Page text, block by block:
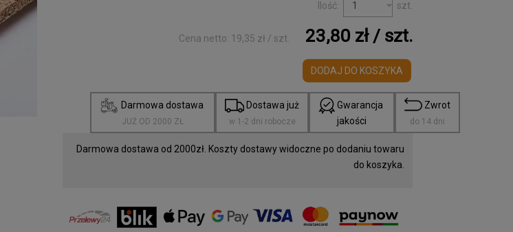
Ilość: szt.
Cena netto: 19,35 zł / szt. 23,80 zł/ szt.
DODAJ DO KOSZYKA
Darmowa dostawa
JUŻ OD 2000 ZŁ
Dostawa już
w 1-2 dni robocze
Gwarancja
jakości
Zwrot
do 14 dni
Darmowa dostawa od 2000zł. Koszty dostawy widoczne po dodaniu towaru
do koszyka.